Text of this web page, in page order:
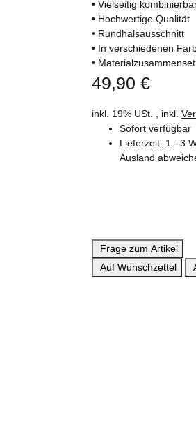
• Vielseitig
• Hochwertige Qualität
• Rundhalsausschnitt
• In verschiedenen
•
49,90 €
inkl. 19% USt. , inkl.
Sofort verfügbar
Lieferzeit: 1 - 3
Ausland
Frage zum Artikel
Auf Wunschzettel